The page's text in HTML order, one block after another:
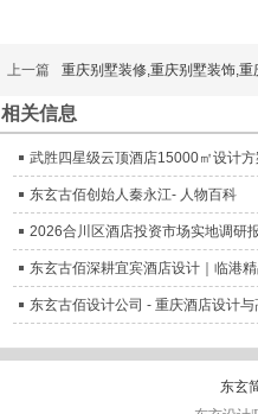
上一篇 重庆别墅装修,重庆别墅装饰,
相关信息
武胜四星级云顶酒店15000㎡设计
东玄古佰创始人秦永江- 人物百科
2026合川区酒店投资市场实地调研
东玄古佰深耕宜宾酒店设计｜临港
东玄古佰设计公司 - 重庆酒店设计
东玄